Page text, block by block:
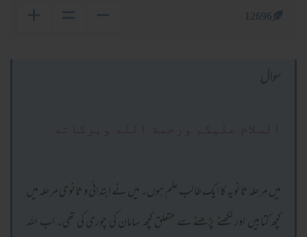
السلام عليكم ورحمة الله وبركاته
میں مرحلہ ثانویہ کا ایک طالب علم ہوں۔ میں نے ابتدائی و ثانوی مرحلہ میں
کچھ کتابیں اور لکھنے پڑھنے سے متعلق کچھ سامان کی چوری کی تھی۔ اب اللہ